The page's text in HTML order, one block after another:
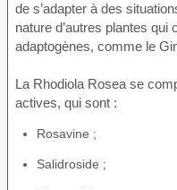
de s’adapter à des
nature d’autres plantes
adaptogènes, comme le
La Rhodiola Rosea se
actives, qui sont :
Rosavine ;
Salidroside ;